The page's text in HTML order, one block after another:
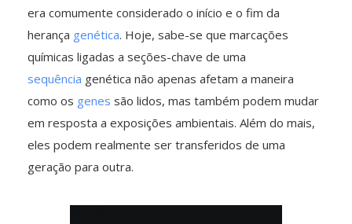
era comumente considerado o início e o fim da
herança genética. Hoje, sabe-se que marcações
químicas ligadas a seções-chave de uma
sequência genética não apenas afetam a maneira
como os genes são lidos, mas também podem mudar
em resposta a exposições ambientais. Além do mais,
eles podem realmente ser transferidos de uma
geração para outra.